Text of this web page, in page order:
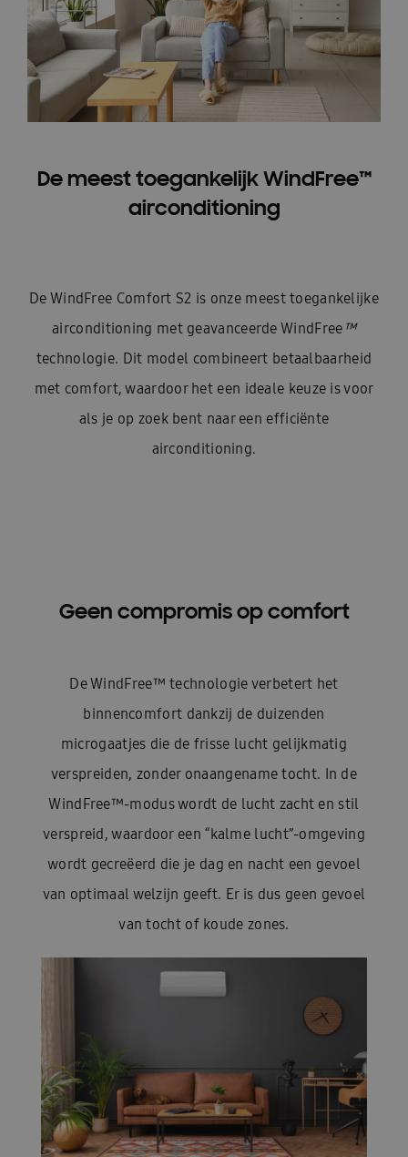
De meest toegankelijk WindFree™
airconditioning
De WindFree Comfort S2 is onze meest toegankelijke
airconditioning met geavanceerde WindFree™
technologie. Dit model combineert betaalbaarheid
met comfort, waardoor het een ideale keuze is voor
als je op zoek bent naar een efficiënte
airconditioning.
Geen compromis op comfort
De WindFree™ technologie verbetert het
binnencomfort dankzij de duizenden
microgaatjes die de frisse lucht gelijkmatig
verspreiden, zonder onaangename tocht. In de
WindFree™-modus wordt de lucht zacht en stil
verspreid, waardoor een “kalme lucht”-omgeving
wordt gecreëerd die je dag en nacht een gevoel
van optimaal welzijn geeft. Er is dus geen gevoel
van tocht of koude zones.